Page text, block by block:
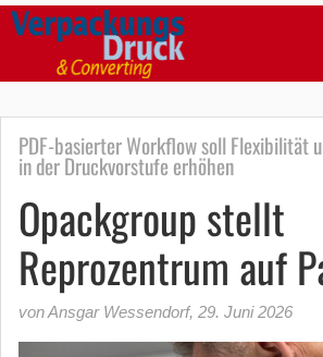
PDF-basierter Workflow soll Flexibilität
in der Druckvorstufe erhöhen
Opackgroup stellt
Reprozentrum auf
von Ansgar Wessendorf, 29. Juni 2026